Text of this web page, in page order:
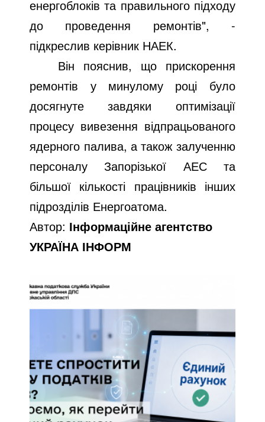
енергоблоків та правильного підходу
до проведення ремонтів", -
підкреслив керівник НАЕК.
Він пояснив, що прискорення
ремонтів у минулому році було
досягнуте завдяки оптимізації
процесу вивезення відпрацьованого
ядерного палива, а також залученню
персоналу Запорізької АЕС та
більшої кількості працівників інших
підрозділів Енергоатома.
Автор: Інформаційне агентство
УКРАЇНА ІНФОРМ